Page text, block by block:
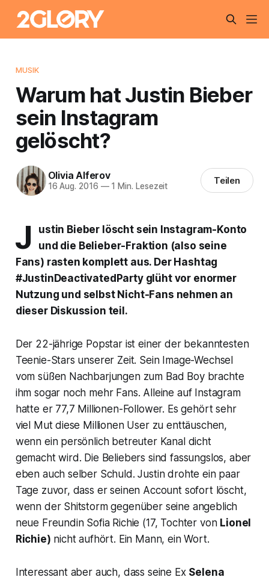
MUSIK
Warum hat Justin Bieber
sein Instagram
gelöscht?
Olivia Alferov
16 Aug. 2016 —1 Min. Lesezeit Teilen
J
ustin Bieber löscht sein Instagram-Konto
und die Belieber-Fraktion (also seine
Fans) rasten komplett aus. Der Hashtag
#JustinDeactivatedParty glüht vor enormer
Nutzung und selbst Nicht-Fans nehmen an
dieser Diskussion teil.
Der 22-jährige Popstar ist einer der bekanntesten
Teenie-Stars unserer Zeit. Sein Image-Wechsel
vom süßen Nachbarjungen zum Bad Boy brachte
ihm sogar noch mehr Fans. Alleine auf Instagram
hatte er 77,7 Millionen-Follower. Es gehört sehr
viel Mut diese Millionen User zu enttäuschen,
wenn ein persönlich betreuter Kanal dicht
gemacht wird. Die Beliebers sind fassungslos, aber
eben auch selber Schuld. Justin drohte ein paar
Tage zuvor, dass er seinen Account sofort löscht,
wenn der Shitstorm gegenüber seine angeblich
neue Freundin Sofia Richie (17, Tochter von Lionel
Richie) nicht aufhört. Ein Mann, ein Wort.
Interessant aber auch, dass seine Ex Selena